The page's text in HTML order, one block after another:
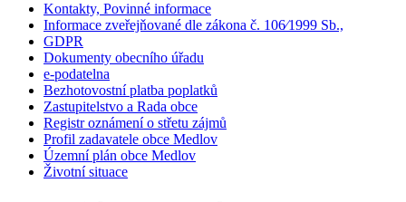
Kontakty, Povinné informace
Informace zveřejňované dle zákona č. 106⁄1999 Sb.,
GDPR
Dokumenty obecního úřadu
e-podatelna
Bezhotovostní platba poplatků
Zastupitelstvo a Rada obce
Registr oznámení o střetu zájmů
Profil zadavatele obce Medlov
Územní plán obce Medlov
Životní situace